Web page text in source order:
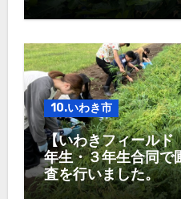
10.いわき市
【いわきフィール
年生・３年生合同で
査を行いました。